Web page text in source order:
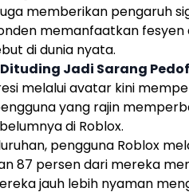
memberikan pengaruh
memanfaatkan
di dunia nyata.
Dituding Jadi Sarang
melalui avatar kini
yang rajin
di Roblox.
pengguna Roblox
87 persen dari mereka
jauh lebih nyaman